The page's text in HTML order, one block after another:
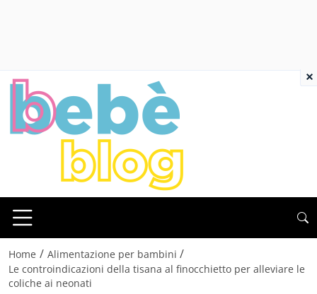
Home / Alimentazione per bambini /
Le controindicazioni della tisana al finocchietto per alleviare le
coliche ai neonati
×